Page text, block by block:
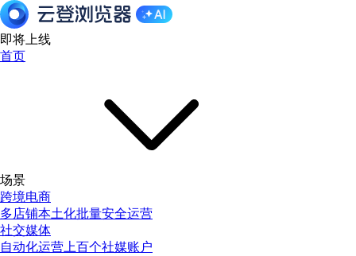
即将上线
首页
场景
跨境电商
多店铺本土化批量安全运营
社交媒体
自动化运营上百个社媒账户